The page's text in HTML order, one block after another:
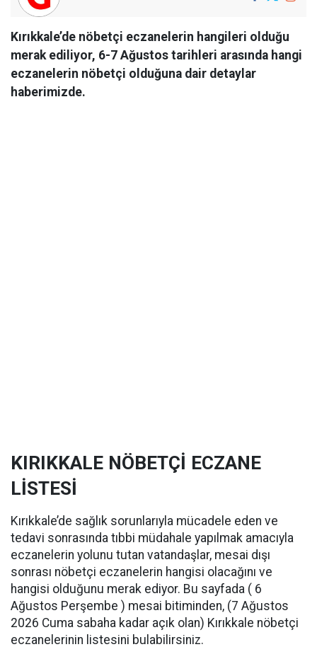
Kırıkkale’de nöbetçi eczanelerin hangileri olduğu
merak ediliyor, 6-7 Ağustos tarihleri arasında hangi
eczanelerin nöbetçi olduğuna dair detaylar
haberimizde.
KIRIKKALE NÖBETÇİ ECZANE
LİSTESİ
Kırıkkale’de sağlık sorunlarıyla mücadele eden ve
tedavi sonrasında tıbbi müdahale yapılmak amacıyla
eczanelerin yolunu tutan vatandaşlar, mesai dışı
sonrası nöbetçi eczanelerin hangisi olacağını ve
hangisi olduğunu merak ediyor. Bu sayfada ( 6
Ağustos Perşembe ) mesai bitiminden, (7 Ağustos
2026 Cuma sabaha kadar açık olan) Kırıkkale nöbetçi
eczanelerinin listesini bulabilirsiniz.